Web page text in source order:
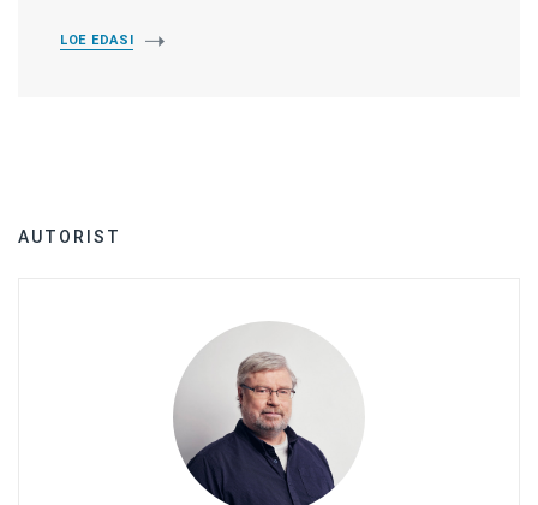
LOE EDASI
AUTORIST